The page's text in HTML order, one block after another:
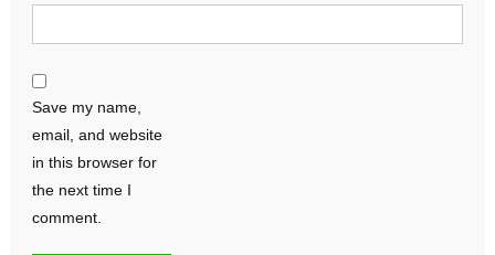
Save my name,
email, and website
in this browser for
the next time I
comment.